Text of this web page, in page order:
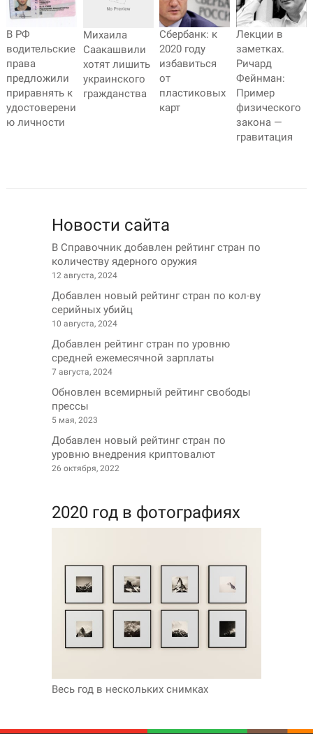
В РФ
водительские
права
предложили
приравнять к
удостоверени
ю личности
Михаила
Саакашвили
хотят лишить
украинского
гражданства
Сбербанк: к
2020 году
избавиться
от
пластиковых
карт
Лекции в
заметках.
Ричард
Фейнман:
Пример
физического
закона —
гравитация
Новости сайта
В Справочник добавлен рейтинг стран по
количеству ядерного оружия
12 августа, 2024
Добавлен новый рейтинг стран по кол-ву
серийных убийц
10 августа, 2024
Добавлен рейтинг стран по уровню
средней ежемесячной зарплаты
7 августа, 2024
Обновлен всемирный рейтинг свободы
прессы
5 мая, 2023
Добавлен новый рейтинг стран по
уровню внедрения криптовалют
26 октября, 2022
2020 год в фотографиях
Весь год в нескольких снимках